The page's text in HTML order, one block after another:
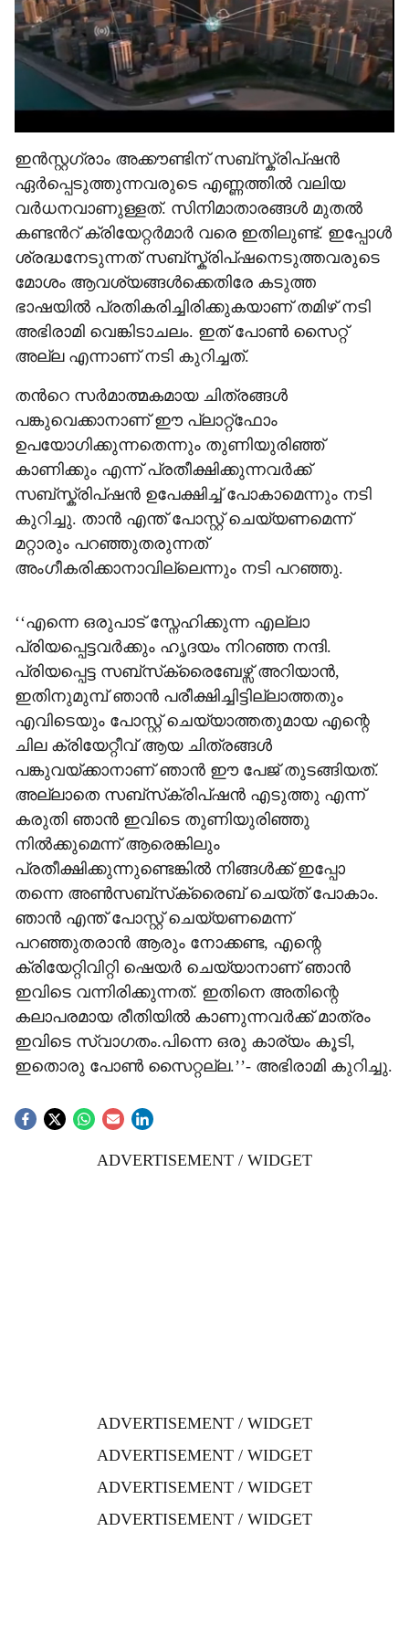
ഇൻസ്റ്റഗ്രാം അക്കൗണ്ടിന് സബ്സ്ക്രിപ്ഷൻ
ഏർപ്പെടുത്തുന്നവരുടെ എണ്ണത്തിൽ വലിയ
വർധനവാണുള്ളത്. സിനിമാതാരങ്ങൾ മുതൽ
കണ്ടന്‍റ് ക്രിയേറ്റർമാർ വരെ ഇതിലുണ്ട്. ഇപ്പോൾ
ശ്രദ്ധനേടുന്നത് സബ്സ്ക്രിപ്ഷനെടുത്തവരുടെ
മോശം ആവശ്യങ്ങൾക്കെതിരേ കടുത്ത
ഭാഷയിൽ പ്രതികരിച്ചിരിക്കുകയാണ് തമിഴ് നടി
അഭിരാമി വെങ്കിടാചലം. ഇത് പോൺ സൈറ്റ്
അല്ല എന്നാണ് നടി കുറിച്ചത്.
തന്‍റെ സർമാത്മകമാ‍യ ചിത്രങ്ങൾ
പങ്കുവെക്കാനാണ് ഈ പ്ലാറ്റ്ഫോം
ഉപയോഗിക്കുന്നതെന്നും തുണിയുരിഞ്ഞ്
കാണിക്കും എന്ന് പ്രതീക്ഷിക്കുന്നവർക്ക്
സബ്സ്ക്രിപ്ഷൻ ഉപേക്ഷിച്ച് പോകാമെന്നും നടി
കുറിച്ചു. താൻ എന്ത് പോസ്റ്റ് ചെയ്യണമെന്ന്
മറ്റാരും പറഞ്ഞുതരുന്നത്
അംഗീകരിക്കാനാവില്ലെന്നും നടി പറഞ്ഞു.
‘‘എന്നെ ഒരുപാട് സ്നേഹിക്കുന്ന എല്ലാ
പ്രിയപ്പെട്ടവർക്കും ഹൃദയം നിറഞ്ഞ നന്ദി.
പ്രിയപ്പെട്ട സബ്‌സ്‌ക്രൈബേഴ്സ് അറിയാൻ,
ഇതിനുമുമ്പ് ഞാൻ പരീക്ഷിച്ചിട്ടില്ലാത്തതും
എവിടെയും പോസ്റ്റ് ചെയ്യാത്തതുമായ എന്റെ
ചില ക്രിയേറ്റീവ് ആയ ചിത്രങ്ങൾ
പങ്കുവയ്ക്കാനാണ് ഞാൻ ഈ പേജ് തുടങ്ങിയത്.
അല്ലാതെ സബ്‌സ്‌ക്രിപ്ഷൻ എടുത്തു എന്ന്
കരുതി ഞാൻ ഇവിടെ തുണിയുരിഞ്ഞു
നിൽക്കുമെന്ന് ആരെങ്കിലും
പ്രതീക്ഷിക്കുന്നുണ്ടെങ്കിൽ നിങ്ങൾക്ക് ഇപ്പോ
തന്നെ അൺസബ്‌സ്‌ക്രൈബ് ചെയ്ത് പോകാം.
ഞാൻ എന്ത് പോസ്റ്റ് ചെയ്യണമെന്ന്
പറഞ്ഞുതരാൻ ആരും നോക്കണ്ട, എന്റെ
ക്രിയേറ്റിവിറ്റി ഷെയർ ചെയ്യാനാണ് ഞാൻ
ഇവിടെ വന്നിരിക്കുന്നത്. ഇതിനെ അതിന്റെ
കലാപരമായ രീതിയിൽ കാണുന്നവർക്ക് മാത്രം
ഇവിടെ സ്വാഗതം.പിന്നെ ഒരു കാര്യം കൂടി,
ഇതൊരു പോൺ സൈറ്റല്ല.’’- അഭിരാമി കുറിച്ചു.
ADVERTISEMENT / WIDGET
ADVERTISEMENT / WIDGET
ADVERTISEMENT / WIDGET
ADVERTISEMENT / WIDGET
ADVERTISEMENT / WIDGET